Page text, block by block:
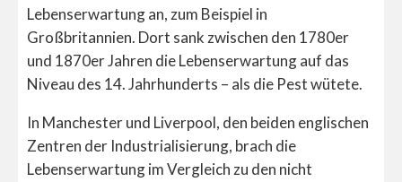
Lebenserwartung an, zum Beispiel in
Großbritannien. Dort sank zwischen den 1780er
und 1870er Jahren die Lebenserwartung auf das
Niveau des 14. Jahrhunderts – als die Pest wütete.
In Manchester und Liverpool, den beiden englischen
Zentren der Industrialisierung, brach die
Lebenserwartung im Vergleich zu den nicht